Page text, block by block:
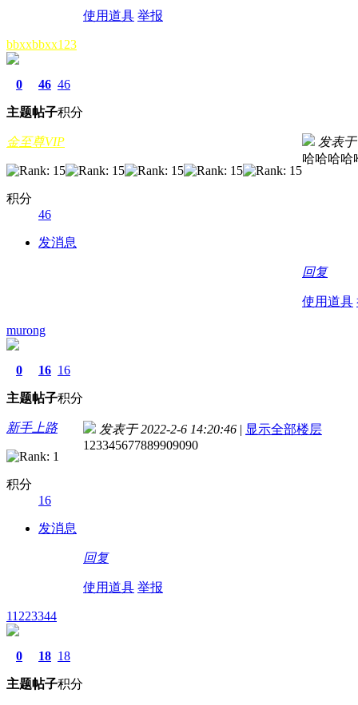
使用道具 举报
bbxxbbxx123
0
主题
46
帖子
46
积分
金至尊VIP
积分
46
发消息
发表于
哈哈哈哈
回复
使用道具
murong
0
主题
16
帖子
16
积分
新手上路
积分
16
发消息
发表于 2022-2-6 14:20:46 | 显示全部楼层
123345677889909090
回复
使用道具 举报
11223344
0
主题
18
帖子
18
积分